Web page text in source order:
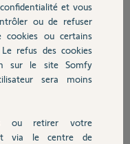
discussion
et vous
ou de refuser
cookies ou certains
refus des cookies
sur le site Somfy
sera moins
ou retirer votre
via le centre de